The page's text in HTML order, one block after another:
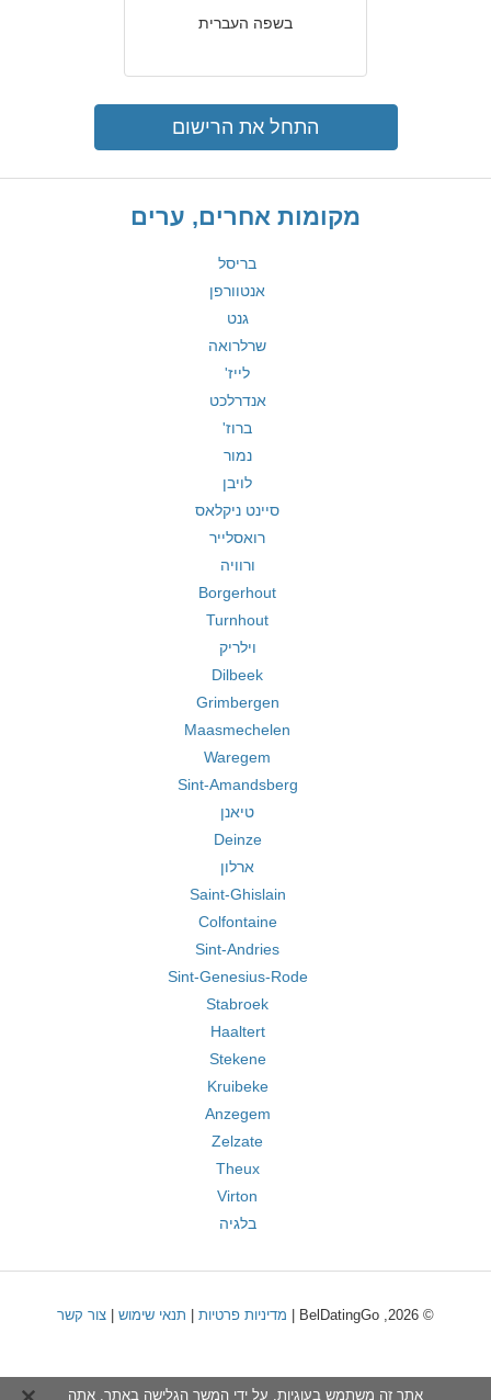
בשפה העברית
התחל את הרישום
מקומות אחרים, ערים
בריסל
אנטוורפן
גנט
שרלרואה
לייז'
אנדרלכט
ברוז'
נמור
לויבן
סיינט ניקלאס
רואסלייר
ורוויה
Borgerhout
Turnhout
וילריק
Dilbeek
Grimbergen
Maasmechelen
Waregem
Sint-Amandsberg
טיאנן
Deinze
ארלון
Saint-Ghislain
Colfontaine
Sint-Andries
Sint-Genesius-Rode
Stabroek
Haaltert
Stekene
Kruibeke
Anzegem
Zelzate
Theux
Virton
בלגיה
© 2026, BelDatingGo | מדיניות פרטיות תנאי שימוש צור קשר
אתר זה משתמש בעוגיות. על ידי המשך הגלישה באתר, אתה